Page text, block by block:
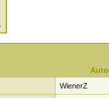
WienerZ